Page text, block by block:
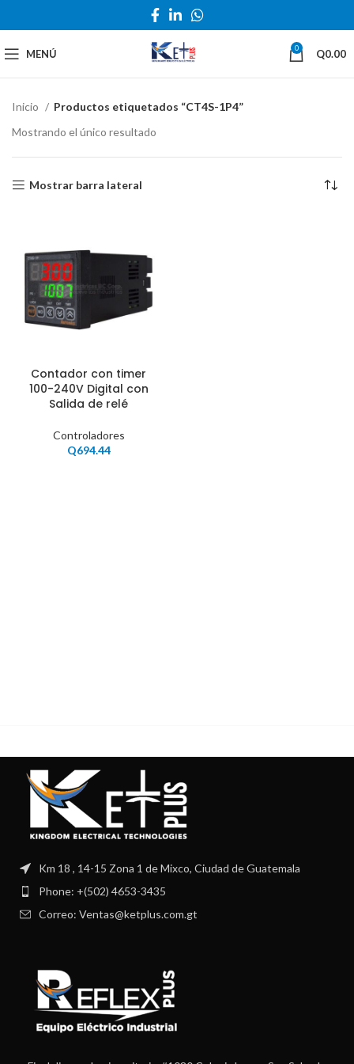
MENÚ 0 Q0.00
Inicio
Productos etiquetados “CT4S-1P4”
Mostrando el único resultado
Mostrar barra lateral
Contador con timer
100-240V Digital con
Salida de relé
Controladores
Q694.44
Km 18 , 14-15 Zona 1 de Mixco, Ciudad de Guatemala
Phone: +(502) 4653-3435
Correo: Ventas@ketplus.com.gt